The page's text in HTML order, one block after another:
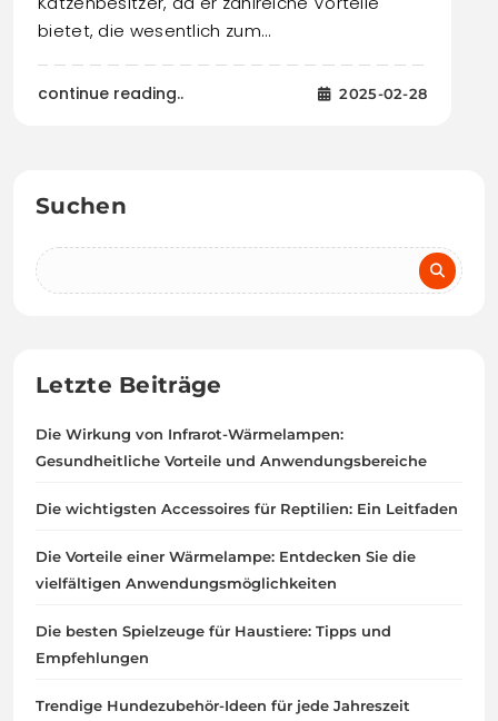
bietet, die wesentlich zum…
continue reading.. 2025-02-28
Suchen
Letzte Beiträge
Die Wirkung von Infrarot-Wärmelampen:
Gesundheitliche Vorteile und Anwendungsbereiche
Die wichtigsten Accessoires für Reptilien: Ein Leitfaden
Die Vorteile einer Wärmelampe: Entdecken Sie die
vielfältigen Anwendungsmöglichkeiten
Die besten Spielzeuge für Haustiere: Tipps und
Empfehlungen
Trendige Hundezubehör-Ideen für jede Jahreszeit